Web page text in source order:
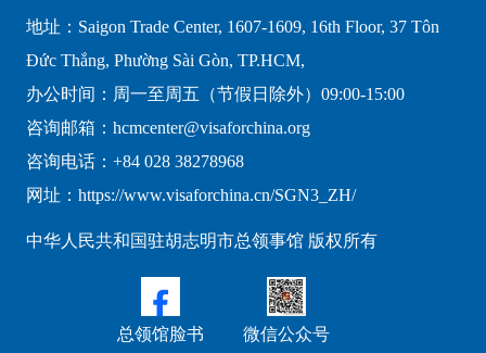
地址：Saigon Trade Center, 1607-1609, 16th Floor, 37 Tôn
Đức Thắng, Phường Sài Gòn, TP.HCM,
办公时间：周一至周五（节假日除外）09:00-15:00
咨询邮箱：hcmcenter@visaforchina.org
咨询电话：+84 028 38278968
网址：https://www.visaforchina.cn/SGN3_ZH/
中华人民共和国驻胡志明市总领事馆 版权所有
总领馆脸书 微信公众号